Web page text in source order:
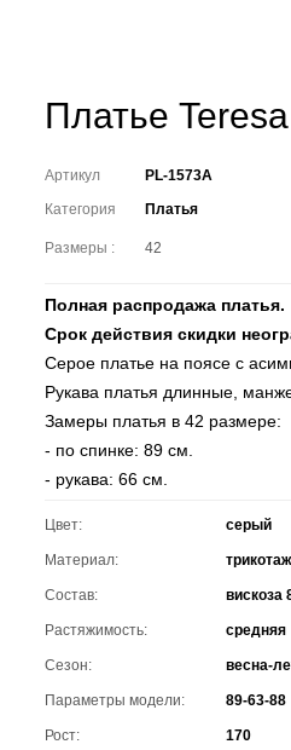
Платье
Артикул
PL-1573A
Категория
Платья
Размеры : 42
Полная распродажа платья.
Срок действия скидки
Серое платье на поясе с
Рукава платья длинные,
Замеры платья в 42 размере:
- по спинке: 89 см.
- рукава: 66 см.
Цвет: серый
Материал:
Состав: вискоза
Растяжимость: средняя
Сезон: весна-
Параметры модели: 89-63-88
Рост: 170